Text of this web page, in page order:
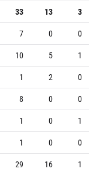
33 13 3
7 0 0
10 5 1
1 2 0
8 0 0
1 0 1
1 0 0
29 16 1